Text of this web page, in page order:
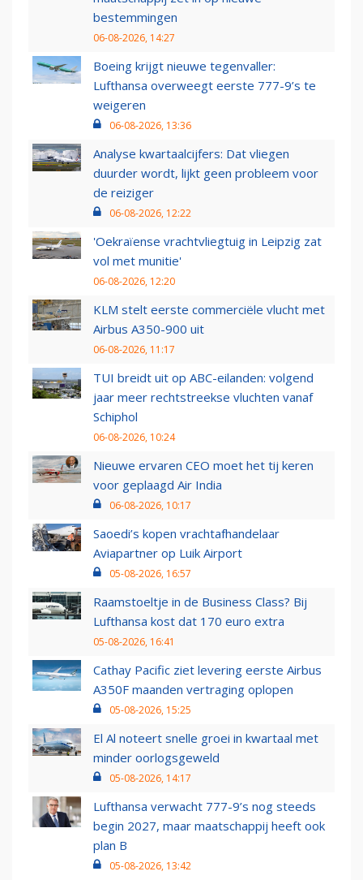
bestemmingen
06-08-2026, 14:27
Boeing krijgt nieuwe tegenvaller:
Lufthansa overweegt eerste 777-9’s te
weigeren
06-08-2026, 13:36
Analyse kwartaalcijfers: Dat vliegen
duurder wordt, lijkt geen probleem voor
de reiziger
06-08-2026, 12:22
'Oekraïense vrachtvliegtuig in Leipzig zat
vol met munitie'
06-08-2026, 12:20
KLM stelt eerste commerciële vlucht met
Airbus A350-900 uit
06-08-2026, 11:17
TUI breidt uit op ABC-eilanden: volgend
jaar meer rechtstreekse vluchten vanaf
Schiphol
06-08-2026, 10:24
Nieuwe ervaren CEO moet het tij keren
voor geplaagd Air India
06-08-2026, 10:17
Saoedi’s kopen vrachtafhandelaar
Aviapartner op Luik Airport
05-08-2026, 16:57
Raamstoeltje in de Business Class? Bij
Lufthansa kost dat 170 euro extra
05-08-2026, 16:41
Cathay Pacific ziet levering eerste Airbus
A350F maanden vertraging oplopen
05-08-2026, 15:25
El Al noteert snelle groei in kwartaal met
minder oorlogsgeweld
05-08-2026, 14:17
Lufthansa verwacht 777-9’s nog steeds
begin 2027, maar maatschappij heeft ook
plan B
05-08-2026, 13:42